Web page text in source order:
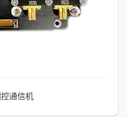
通信机